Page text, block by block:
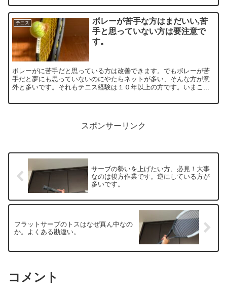
テニス
ボレーが苦手な方はまだいい,苦
手と思っていない方は要注意で
す。
ボレーがに苦手だと思っている方は改善できます。でもボレーが苦
手だと夢にも思っていないのにやたらネットが多い、そんな方が意
外と多いです。それもテニス経験は１０年以上の方です。いまこそ
スポンサーリンク
サーブの勢いを上げたい方、必見！大事
なのは後方作業です。逆にしている方が
多いです。
フラットサーブのトスはなぜ真ん中なの
か。よくある勘違い。
コメント